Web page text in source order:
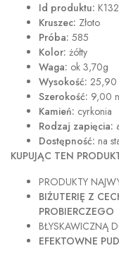
Id produktu:
Kruszec: Złoto
Próba: 585
Kolor: żółty
Waga: ok 3,70g
Wysokość: 25,90
Szerokość: 9,00
Kamień: cyrkonia
Rodzaj zapięcia:
Dostępność: na
KUPUJĄC TEN
PRODUKTY
BIŻUTERIĘ Z
PROBIERCZEGO
BŁYSKAWICZNĄ
EFEKTOWNE